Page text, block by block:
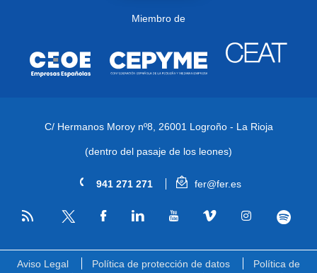
Miembro de
C/ Hermanos Moroy nº8, 26001 Logroño - La Rioja
(dentro del pasaje de los leones)
941 271 271 fer@fer.es
RSS
Aviso Legal Política de protección de datos
Política de